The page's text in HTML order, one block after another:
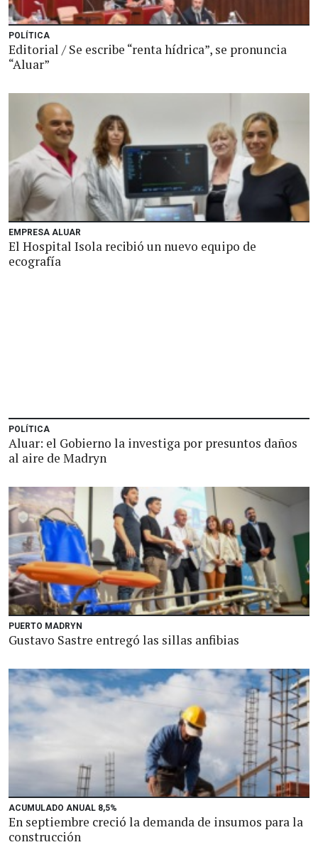
POLÍTICA
Editorial / Se escribe “renta hídrica”, se pronuncia
“Aluar”
EMPRESA ALUAR
El Hospital Isola recibió un nuevo equipo de
ecografía
POLÍTICA
Aluar: el Gobierno la investiga por presuntos daños
al aire de Madryn
PUERTO MADRYN
Gustavo Sastre entregó las sillas anfibias
ACUMULADO ANUAL 8,5%
En septiembre creció la demanda de insumos para la
construcción